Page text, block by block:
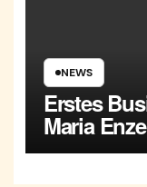
NEWS
Erstes
Maria